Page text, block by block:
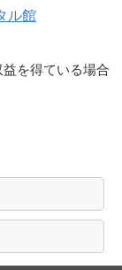
ル館
を得ている場合